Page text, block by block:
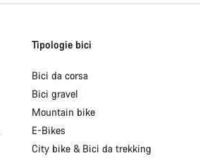
Tipologie bici
Bici da corsa
Bici gravel
Mountain bike
E-Bikes
City bike & Bici da trekking